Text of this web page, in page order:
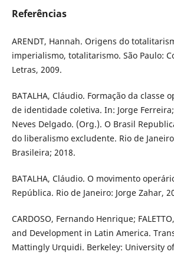
Referências
ARENDT, Hannah. Origens do
imperialismo, totalitarismo. São Paulo:
Letras, 2009.
BATALHA, Cláudio. Formação da classe
de identidade coletiva. In: Jorge
Neves Delgado. (Org.). O Brasil
do liberalismo excludente. Rio de
Brasileira; 2018.
BATALHA, Cláudio. O movimento
República. Rio de Janeiro: Jorge Zahar,
CARDOSO, Fernando Henrique;
and Development in Latin America.
Mattingly Urquidi. Berkeley: University